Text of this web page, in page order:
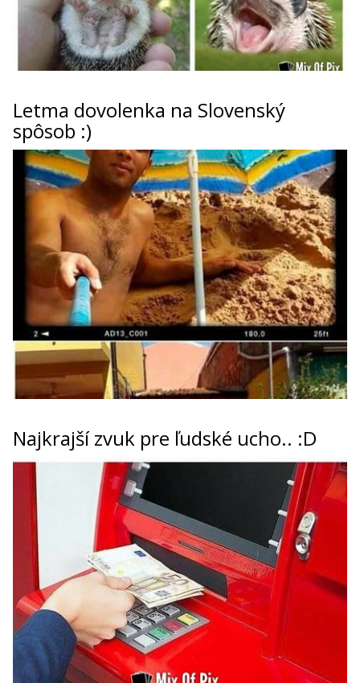
Letma dovolenka na Slovenský
spôsob :)
Najkrajší zvuk pre ľudské ucho.. :D